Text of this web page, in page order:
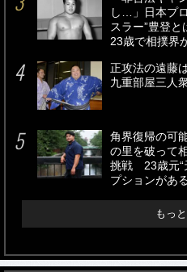
し…」日本プ
スラー”豊登
23歳で相撲界
正攻法の遠藤
九重部屋三人
角界復帰の可
の里を破って
挑戦 23歳元“
プションがある
もっ